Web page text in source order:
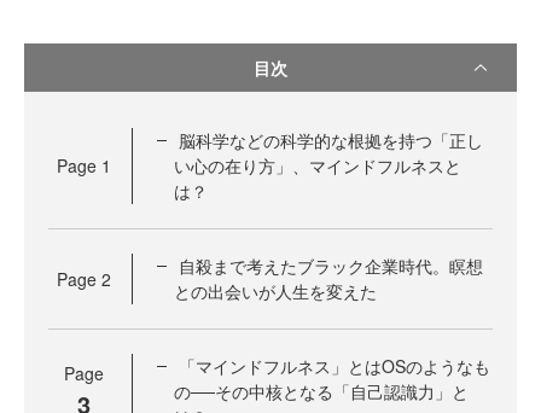
目次
Page 1
脳科学などの科学的な根拠を持つ「正し
い心の在り方」、マインドフルネスと
は？
Page 2
自殺まで考えたブラック企業時代。瞑想
との出会いが人生を変えた
Page
3
「マインドフルネス」とはOSのようなも
の──その中核となる「自己認識力」と